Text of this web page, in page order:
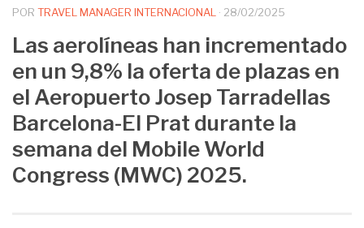
POR TRAVEL MANAGER INTERNACIONAL · 28/02/2025
Las aerolíneas han incrementado
en un 9,8% la oferta de plazas en
el Aeropuerto Josep Tarradellas
Barcelona-El Prat durante la
semana del Mobile World
Congress (MWC) 2025.